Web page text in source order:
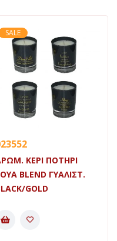
SALE
ΚΕΡΙ ΠΟΤΗΡΙ
BLEND ΓΥΑΛΙΣΤ.
GOLD